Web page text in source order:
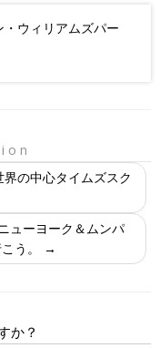
ウィリアムズパー
界の中心タイムズスク
ューヨーク＆ムンパ
う。
→
か？